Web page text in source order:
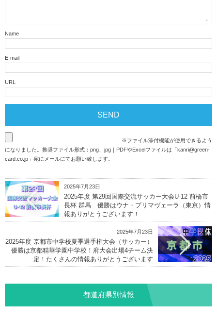
Name
E-mail
URL
※ファイル添付機能が使用できるよう
になりました。推奨ファイル形式：png、jpg｜PDFやExcelファイルは「 kanri@green-
card.co.jp 」宛にメールにてお願い致します。
2025年7月23日
2025年度 第29回国際交流サッカー大会U-12 前橋市
長杯 群馬 優勝はウナ・プリマヴェーラ（東京）情
報ありがとうございます！
2025年7月23日
2025年度 京都市中学校夏季選手権大会（サッカー）
優勝は京都精華学園中学校！府大会出場4チーム決
定！たくさんの情報ありがとうございます
都道府県別情報